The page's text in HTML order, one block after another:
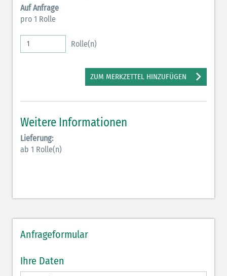
Auf Anfrage
pro 1 Rolle
Rolle(n)
ZUM MERKZETTEL HINZUFÜGEN
Weitere Informationen
Lieferung:
ab 1 Rolle(n)
Anfrageformular
Ihre Daten